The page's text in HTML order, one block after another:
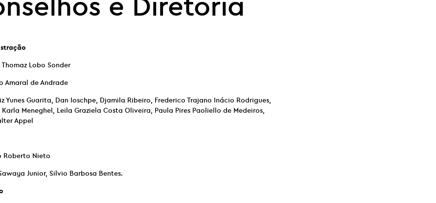
Lobo Sonder
Amaral de Andrade
Yunes Guarita, Dan Ioschpe, Djamila Ribeiro, Frederico Trajano Inácio Rodrigues,
Meneghel, Leila Graziela Costa Oliveira, Paula Pires Paoliello de Medeiros,
Appel
Roberto Nieto
Junior, Silvio Barbosa Bentes.